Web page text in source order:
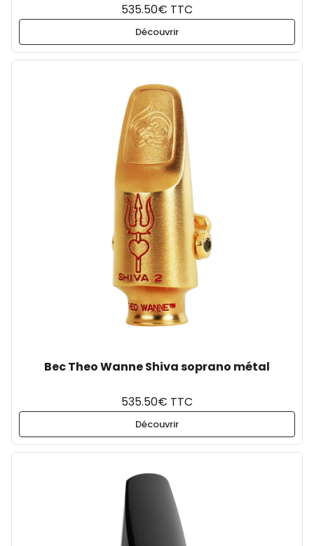
535.50€ TTC
Découvrir
Bec Theo Wanne Shiva soprano métal
535.50€ TTC
Découvrir